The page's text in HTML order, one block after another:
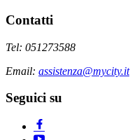
Contatti
Tel: 051273588
Email: assistenza@mycity.it
Seguici su